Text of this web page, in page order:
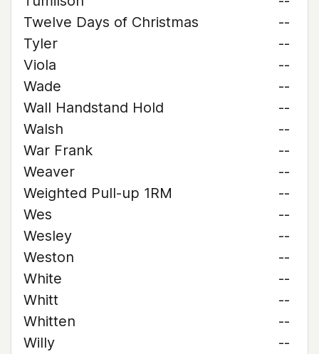
Twelve Days of Christmas
--
Tyler
--
Viola
--
Wade
--
Wall Handstand Hold
--
Walsh
--
War Frank
--
Weaver
--
Weighted Pull-up 1RM
--
Wes
--
Wesley
--
Weston
--
White
--
Whitt
--
Whitten
--
Willy
--